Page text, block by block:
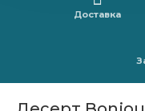
Доставка